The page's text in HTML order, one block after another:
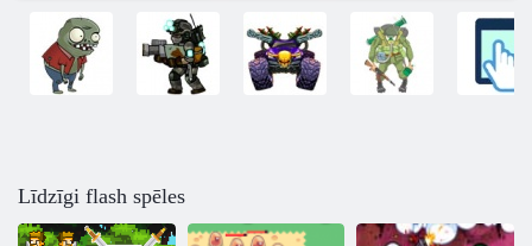
Līdzīgi flash spēles